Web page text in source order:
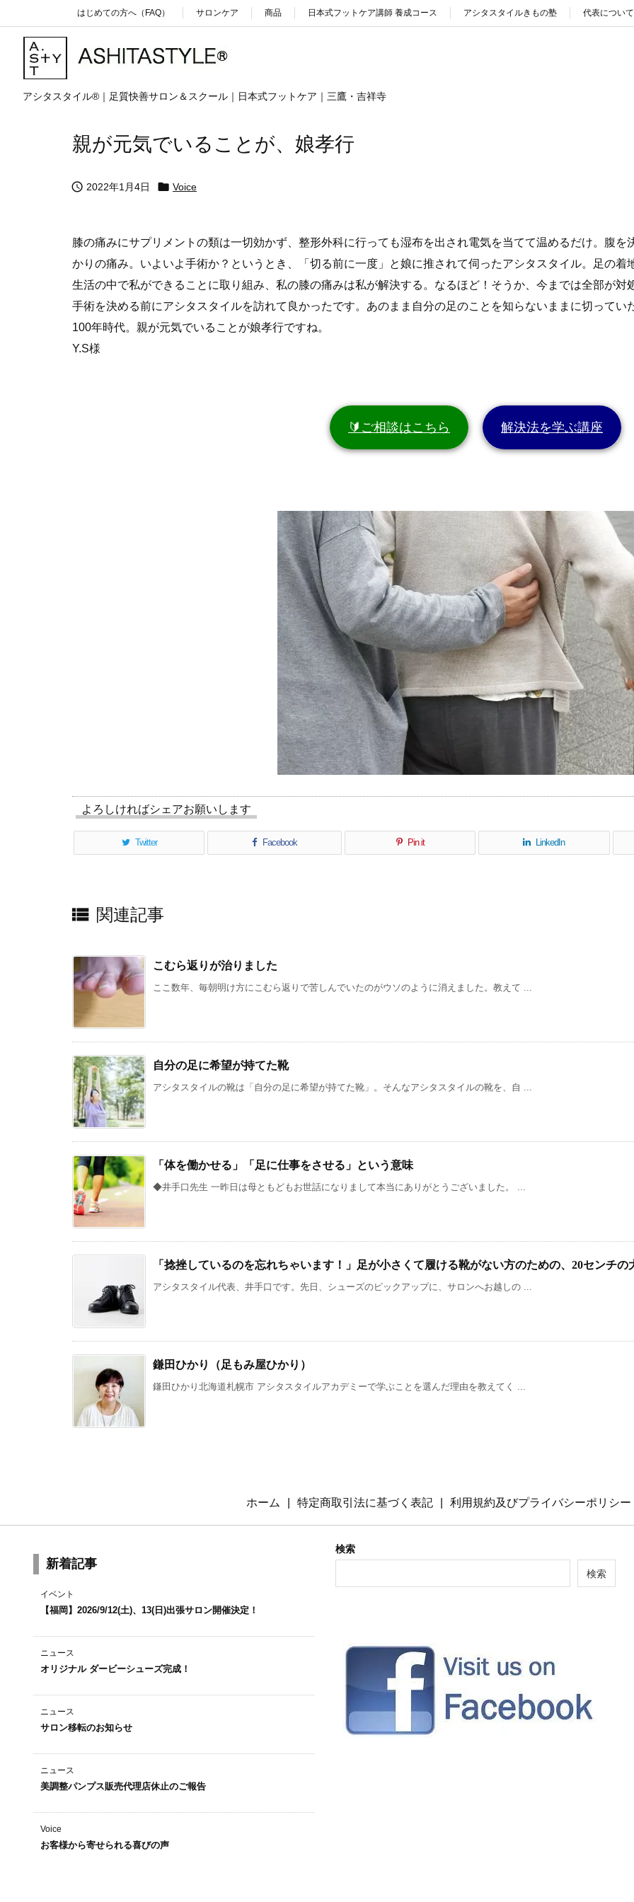
はじめての方へ（FAQ） サロンケア 商品 日本式フットケア講師 養成コース アシタスタイルきもの塾 代表について
アシタスタイル®｜足質快善サロン＆スクール｜日本式フットケア｜三鷹・吉祥寺
親が元気でいることが、娘孝行
 2022年1月4日  Voice
膝の痛みにサプリメントの類は一切効かず、整形外科に行っても湿布を出され電気を当てて温めるだけ。腹
かりの痛み。いよいよ手術か？というとき、「切る前に一度」と娘に推されて伺ったアシタスタイル。足の
生活の中で私ができることに取り組み、私の膝の痛みは私が解決する。なるほど！そうか、今までは全部が
手術を決める前にアシタスタイルを訪れて良かったです。あのまま自分の足のことを知らないままに切って
100年時代。親が元気でいることが娘孝行ですね。
Y.S様
🔰ご相談はこちら 解決法を学ぶ講座
よろしければシェアお願いします
Twitter Facebook Pin it LinkedIn
 関連記事
こむら返りが治りました
ここ数年、毎朝明け方にこむら返りで苦しんでいたのがウソのように消えました。教えて ...
自分の足に希望が持てた靴
アシタスタイルの靴は「自分の足に希望が持てた靴」。そんなアシタスタイルの靴を、自 ...
「体を働かせる」「足に仕事をさせる」という意味
◆井手口先生 一昨日は母ともどもお世話になりまして本当にありがとうございました。 ...
「捻挫しているのを忘れちゃいます！」足が小さくて履ける靴がない方のための、20センチの
アシタスタイル代表、井手口です。先日、シューズのピックアップに、サロンへお越しの ...
鎌田ひかり（足もみ屋ひかり）
鎌田ひかり北海道札幌市 アシタスタイルアカデミーで学ぶことを選んだ理由を教えてく ...
ホーム 特定商取引法に基づく表記 利用規約及びプライバシーポリシー
新着記事
イベント
【福岡】2026/9/12(土)、13(日)出張サロン開催決定！
ニュース
オリジナル ダービーシューズ完成！
ニュース
サロン移転のお知らせ
ニュース
美調整パンプス販売代理店休止のご報告
Voice
お客様から寄せられる喜びの声
検索
検索